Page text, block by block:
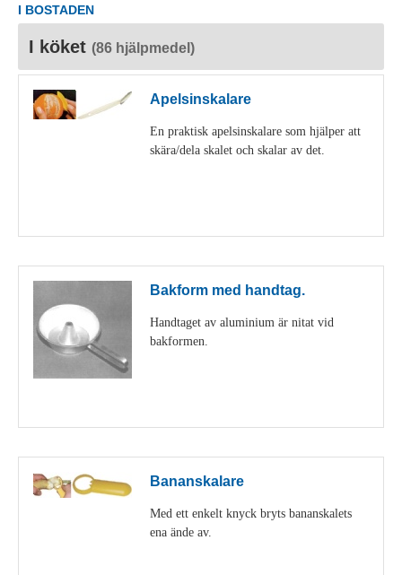
I BOSTADEN
I köket (86 hjälpmedel)
Apelsinskalare
En praktisk apelsinskalare som hjälper att
skära/dela skalet och skalar av det.
Bakform med handtag.
Handtaget av aluminium är nitat vid
bakformen.
Bananskalare
Med ett enkelt knyck bryts bananskalets
ena ände av.